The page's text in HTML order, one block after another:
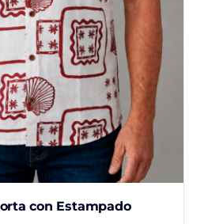
producto
con Estampado